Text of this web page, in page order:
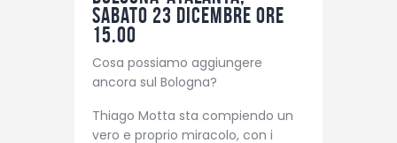
sabato 23 dicembre ore
15.00
Cosa possiamo aggiungere
ancora sul Bologna?
Thiago Motta sta compiendo un
vero e proprio miracolo, con i